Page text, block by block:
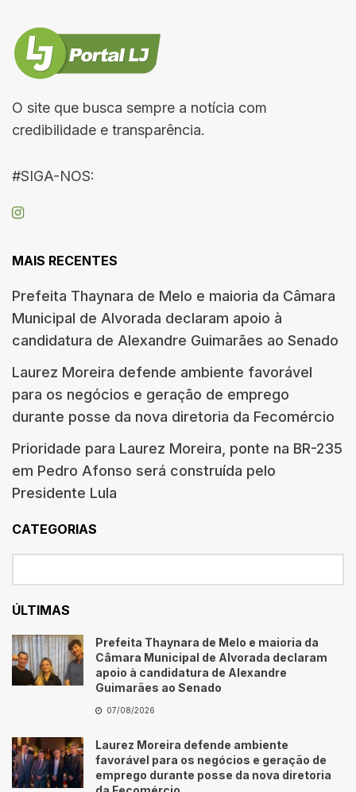
O site que busca sempre a notícia com
credibilidade e transparência.
#SIGA-NOS:
MAIS RECENTES
Prefeita Thaynara de Melo e maioria da Câmara
Municipal de Alvorada declaram apoio à
candidatura de Alexandre Guimarães ao Senado
Laurez Moreira defende ambiente favorável
para os negócios e geração de emprego
durante posse da nova diretoria da Fecomércio
Prioridade para Laurez Moreira, ponte na BR-235
em Pedro Afonso será construída pelo
Presidente Lula
CATEGORIAS
ÚLTIMAS
Prefeita Thaynara de Melo e maioria da
Câmara Municipal de Alvorada declaram
apoio à candidatura de Alexandre
Guimarães ao Senado
07/08/2026
Laurez Moreira defende ambiente
favorável para os negócios e geração de
emprego durante posse da nova diretoria